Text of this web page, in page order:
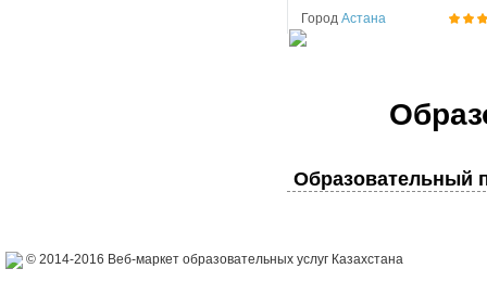
Город Астана
Образовательный
© 2014-2016 Веб-маркет образовательных услуг Казахстана